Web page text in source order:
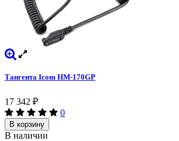
Тангента Icom HM-170GP
17 342 ₽
0
В корзину
В наличии